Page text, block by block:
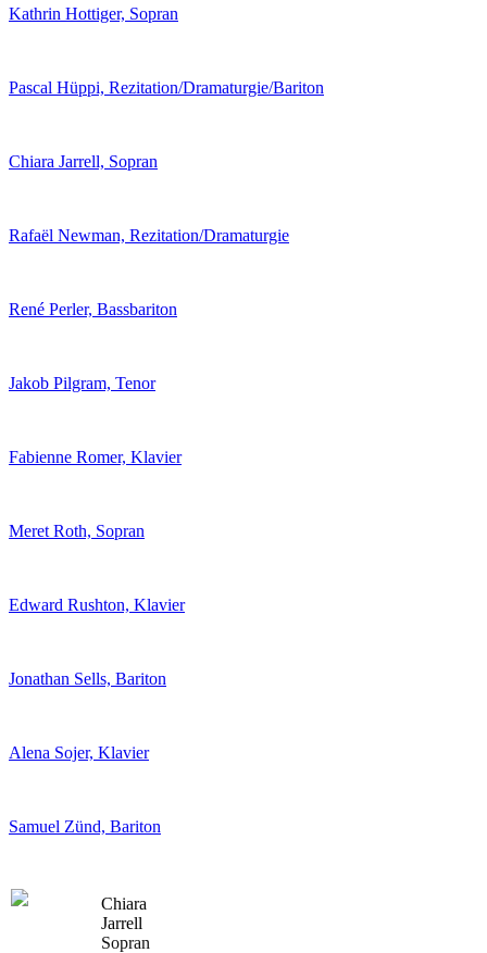
Kathrin Hottiger, Sopran
Pascal Hüppi, Rezitation/Dramaturgie/Bariton
Chiara Jarrell, Sopran
Rafaël Newman, Rezitation/Dramaturgie
René Perler, Bassbariton
Jakob Pilgram, Tenor
Fabienne Romer, Klavier
Meret Roth, Sopran
Edward Rushton, Klavier
Jonathan Sells, Bariton
Alena Sojer, Klavier
Samuel Zünd, Bariton
Chiara
Jarrell
Sopran